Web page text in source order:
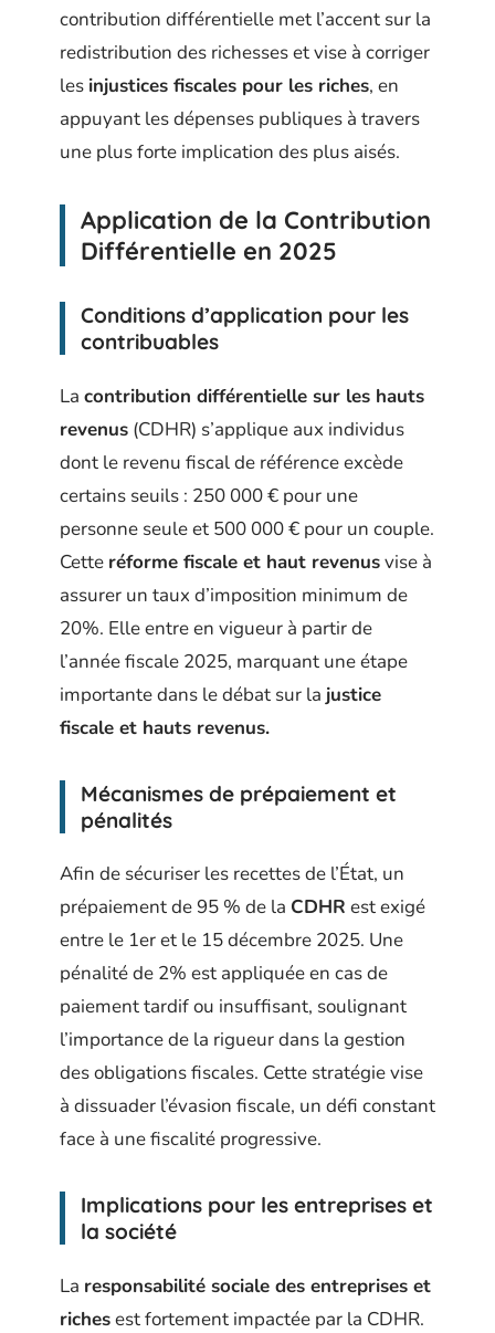
contribution différentielle met l’accent sur la
redistribution des richesses et vise à corriger
les injustices fiscales pour les riches, en
appuyant les dépenses publiques à travers
une plus forte implication des plus aisés.
Application de la Contribution
Différentielle en 2025
Conditions d’application pour les
contribuables
La contribution différentielle sur les hauts
revenus (CDHR) s’applique aux individus
dont le revenu fiscal de référence excède
certains seuils : 250 000 € pour une
personne seule et 500 000 € pour un couple.
Cette réforme fiscale et haut revenusvise à
assurer un taux d’imposition minimum de
20%. Elle entre en vigueur à partir de
l’année fiscale 2025, marquant une étape
importante dans le débat sur la justice
fiscale et hauts revenus.
Mécanismes de prépaiement et
pénalités
Afin de sécuriser les recettes de l’État, un
prépaiement de 95 % de la CDHR est exigé
entre le 1er et le 15 décembre 2025. Une
pénalité de 2% est appliquée en cas de
paiement tardif ou insuffisant, soulignant
l’importance de la rigueur dans la gestion
des obligations fiscales. Cette stratégie vise
à dissuader l’évasion fiscale, un défi constant
face à une fiscalité progressive.
Implications pour les entreprises et
la société
La responsabilité sociale des entreprises et
richesest fortement impactée par la CDHR.